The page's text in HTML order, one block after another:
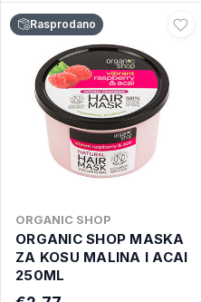
Rasprodano
ORGANIC SHOP
ORGANIC SHOP MASKA
ZA KOSU MALINA I ACAI
250ML